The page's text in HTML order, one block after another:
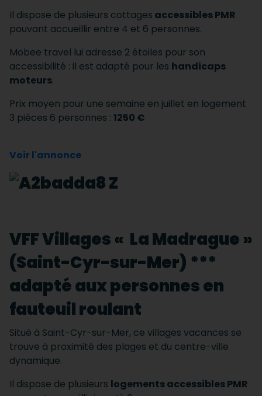
Il dispose de plusieurs cottages accessibles PMR
pouvant accueillir entre 4 et 6 personnes.
Mobee travel lui adresse 2 étoiles pour son
accessibilité : il est adapté pour les handicaps
moteurs.
Prix moyen pour une semaine en juillet en logement
3 pièces 6 personnes : 1250 €
Voir l'annonce
VFF Villages « La Madrague »
(Saint-Cyr-sur-Mer) ***
adapté aux personnes en
fauteuil roulant
Situé à Saint-Cyr-sur-Mer, ce villages vacances se
trouve à proximité des plages et du centre-ville
dynamique.
Il dispose de plusieurs logements accessibles PMR